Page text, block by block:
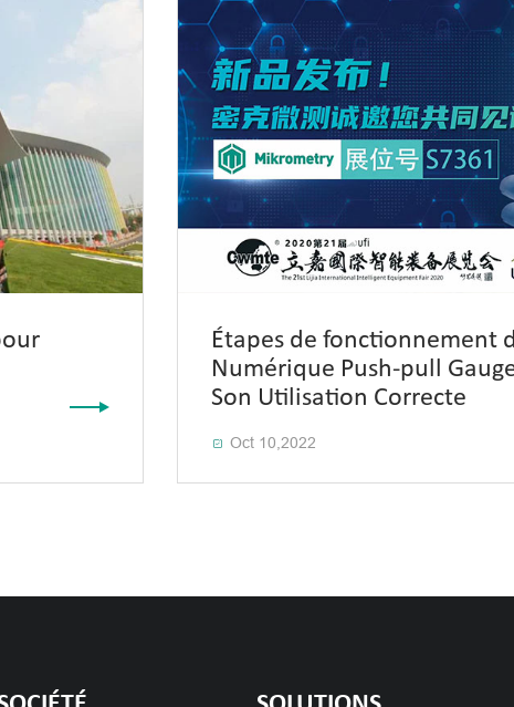
Étapes de fonctionnement
Numérique Push-pull
Son Utilisation Correcte
 Oct 10,2022